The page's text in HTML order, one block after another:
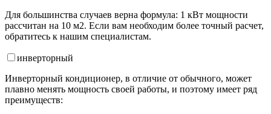
Для большинства случаев верна формула: 1 кВт мощности
рассчитан на 10 м2. Если вам необходим более точный расчет,
обратитесь к нашим специалистам.
инверторный
Инверторный кондиционер, в отличие от обычного, может
плавно менять мощность своей работы, и поэтому имеет ряд
преимуществ: